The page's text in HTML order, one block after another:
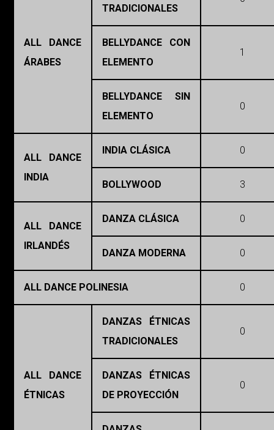
ALL DANCE
ÁRABES
TRADICIONALES
BELLYDANCE CON
ELEMENTO
1
BELLYDANCE SIN
ELEMENTO
0
ALL DANCE
INDIA
INDIA CLÁSICA 0
BOLLYWOOD 3
ALL DANCE
IRLANDÉS
DANZA CLÁSICA 0
DANZA MODERNA 0
ALL DANCE POLINESIA 0
ALL DANCE
ÉTNICAS
DANZAS ÉTNICAS
TRADICIONALES
0
DANZAS ÉTNICAS
DE PROYECCIÓN
0